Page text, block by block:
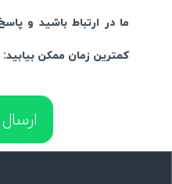
ما در ارتباط باشید و
کمترین زمان ممکن بیابید: